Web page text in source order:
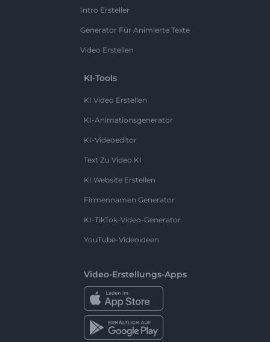
Intro Ersteller
Generator Für Animierte Texte
Video Erstellen
KI-Tools
KI Video Erstellen
KI-Animationsgenerator
KI-Videoeditor
Text Zu Video KI
KI Website Erstellen
Firmennamen Generator
KI-TikTok-Video-Generator
YouTube-Videoideen
Video-Erstellungs-Apps